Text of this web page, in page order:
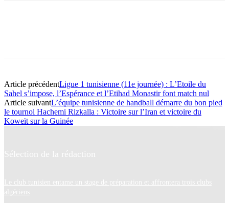
Article précédentLigue 1 tunisienne (11e journée) : L’Etoile du
Sahel s’impose, l’Espérance et l’Etihad Monastir font match nul
Article suivantL’équipe tunisienne de handball démarre du bon pied
le tournoi Hachemi Rizkalla : Victoire sur l’Iran et victoire du
Koweït sur la Guinée
Sélection de la rédaction
Le club tunisien entame un stage de préparation et affrontera trois clubs
algériens